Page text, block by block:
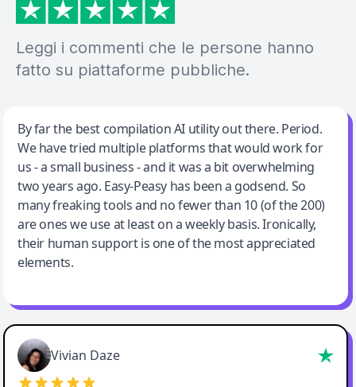
Leggi i commenti che le persone hanno
fatto su piattaforme pubbliche.
Jeff Wilson
By far the best compilation AI utility
By far the best compilation AI utility out there. Period.
We have tried multiple platforms that would work for
us - a small business - and it was a bit overwhelming
two years ago. Easy-Peasy has been a godsend. So
many freaking tools and no fewer than 10 (of the 200)
are ones we use at least on a weekly basis. Ironically,
their human support is one of the most appreciated
elements.
Vivian Daze